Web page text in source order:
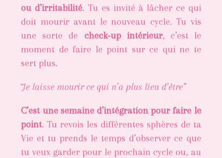
ou d’irritabilité. Tu es invité à lâcher ce qui
doit mourir avant le nouveau cycle. Tu vis
une sorte de check-up intérieur, c’est le
moment de faire le point sur ce qui ne te
sert plus.
“Je laisse mourir ce qui n’a plus lieu d’être”
C’est une semaine d’intégration pour faire le
point. Tu revois les différentes sphères de ta
Vie et tu prends le temps d’observer ce que
tu veux garder pour le prochain cycle ou, au